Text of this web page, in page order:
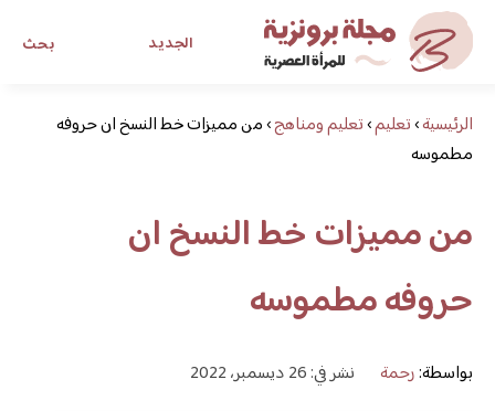
بحث الجديد
مجلة برونزية للفتاة العصريةالرئيسية›تعليم›تعليم ومناهج›من مميزات خط النسخ ان حروفه
مطموسه
من مميزات خط النسخ ان
حروفه مطموسه
بواسطة:رحمة نشر في: 26 ديسمبر، 2022